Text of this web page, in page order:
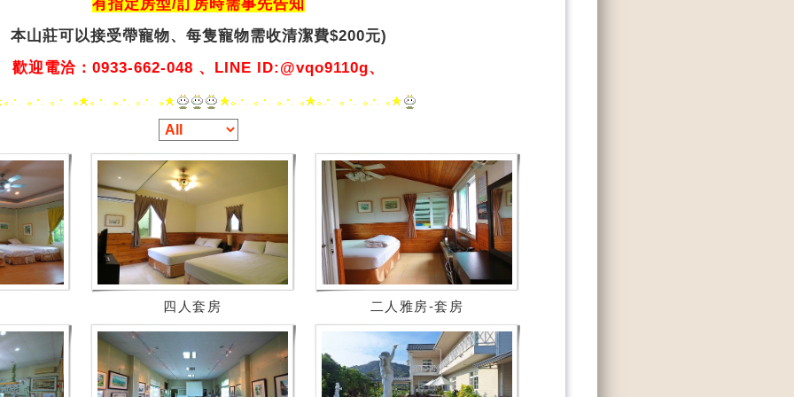
有指定房型/訂房時需事先告知
本山莊可以接受帶寵物、 每隻寵物需收清潔費$200元)
歡迎電洽：0933-662-048 、LINE ID:@vqo9110g、
四人套房 二人雅房-套房